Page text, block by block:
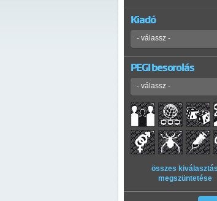
Kiadó
PEGI besorolás
összes kiválasztás
megszüntetése